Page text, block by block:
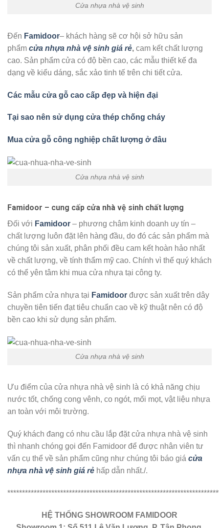
Cửa nhựa nhà vệ sinh
Đến Famidoor– khách hàng sẽ cơ hội sở hữu sản
phẩm cửa nhựa nhà vệ sinh giá rẻ, cam kết chất lượng
cao. Sản phẩm cửa có độ bền cao, các mẫu thiết kế đa
dạng về kiểu dáng, sắc xảo tinh tế trên chi tiết cửa.
Các mẫu cửa gỗ cao cấp đẹp và hiện đại
Tại sao nên sử dụng cửa thép chống cháy
Mua cửa gỗ công nghiệp chất lượng ở đâu
Cửa nhựa nhà vệ sinh
Famidoor – cung cấp cửa nhà vệ sinh chất lượng
Đối với Famidoor – phương châm kinh doanh uy tín –
chất lượng luôn đặt lên hàng đầu, do đó các sản phẩm mà
chúng tôi sản xuất, phân phối đều cam kết hoàn hảo nhất
về chất lượng, về tính thẩm mỹ cao. Chính vì thế quý khách
có thể yên tâm khi mua cửa nhựa tại công ty.
Sản phẩm cửa nhựa tại Famidoor được sản xuất trên dây
chuyền tiên tiến đạt tiêu chuẩn cao về kỹ thuật nên có độ
bền cao khi sử dụng sản phẩm.
Cửa nhựa nhà vệ sinh
Ưu điểm của cửa nhựa nhà vệ sinh là có khả năng chịu
nước tốt, chống cong vênh, co ngót, mối mọt, vật liệu nhựa
an toàn với môi trường.
Quý khách đang có nhu cầu lắp đặt cửa nhựa nhà vệ sinh
thì nhanh chóng gọi đến Famidoor để được nhân viên tư
vấn cụ thể về sản phẩm cũng như chúng tôi báo giá cửa
nhựa nhà vệ sinh giá rẻ hấp dẫn nhất./.
HỆ THỐNG SHOWROOM FAMIDOOR